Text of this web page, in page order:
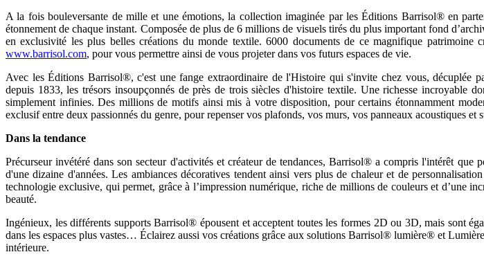
A la fois bouleversante de mille et une émotions, la collection imaginée par les Éditions Barrisol® en
étonnement de chaque instant. Composée de plus de 6 millions de visuels tirés du plus important fond
en exclusivité les plus belles créations du monde textile. 6000 documents de ce magnifique
www.barrisol.com, pour vous permettre ainsi de vous projeter dans vos futurs espaces de vie.
Avec les Éditions Barrisol®, c'est une fange extraordinaire de l'Histoire qui s'invite chez vous, décuplée
depuis 1833, les trésors insoupçonnés de près de trois siècles d'histoire textile. Une richesse incroyable
simplement infinies. Des millions de motifs ainsi mis à votre disposition, pour certains étonnamment
exclusif entre deux passionnés du genre, pour repenser vos plafonds, vos murs, vos panneaux acoustiques
Dans la tendance
Précurseur invétéré dans son secteur d'activités et créateur de tendances, Barrisol® a compris l'intérêt
d'une dizaine d'années. Les ambiances décoratives tendent ainsi vers plus de chaleur et de
technologie exclusive, qui permet, grâce à l’impression numérique, riche de millions de couleurs et d’une
beauté.
Ingénieux, les différents supports Barrisol® épousent et acceptent toutes les formes 2D ou 3D, mais sont
dans les espaces plus vastes… Éclairez aussi vos créations grâce aux solutions Barrisol® lumière® et
intérieure.